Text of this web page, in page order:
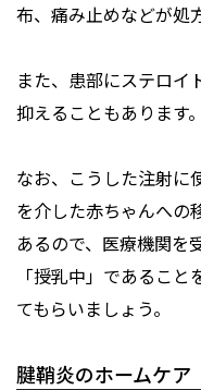
布、痛み止めなどが処
また、患部にステロイ
抑えることもあります。
なお、こうした注射に
を介した赤ちゃんへの
あるので、医療機関を
「授乳中」であるこ
てもらいましょう。
腱鞘炎のホームケア